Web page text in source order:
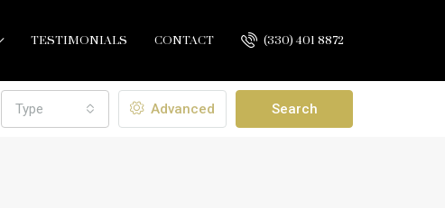
TESTIMONIALS CONTACT (330) 401 8872
Type Advanced Search